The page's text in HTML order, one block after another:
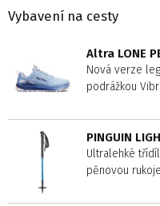
Vybavení na cesty
Altra LONE
Nová verze
podrážkou
PINGUIN
Ultralehké
pěnovou